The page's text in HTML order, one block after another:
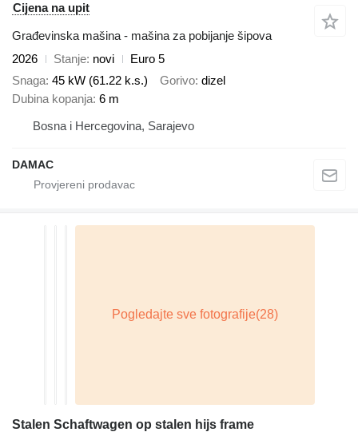
Cijena na upit
Građevinska mašina - mašina za pobijanje šipova
2026
Stanje novi
Euro 5
Snaga 45 kW (61.22 k.s.) Gorivo dizel
Dubina kopanja 6 m
Bosna i Hercegovina, Sarajevo
DAMAC
Stalen Schaftwagen op stalen hijs frame